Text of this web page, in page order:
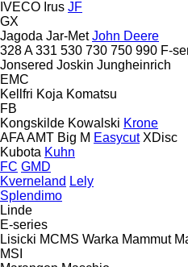
IVECO Irus JF
GX
Jagoda Jar-Met John Deere
328 A 331 530 730 750 990 F-
Jonsered Joskin Jungheinrich
EMC
Kellfri Koja Komatsu
FB
Kongskilde Kowalski Krone
AFAAMT Big M Easycut XDisc
Kubota Kuhn
FC GMD
Kverneland Lely
Splendimo
Linde
E-series
Lisicki MCMS Warka Mammut
MSI